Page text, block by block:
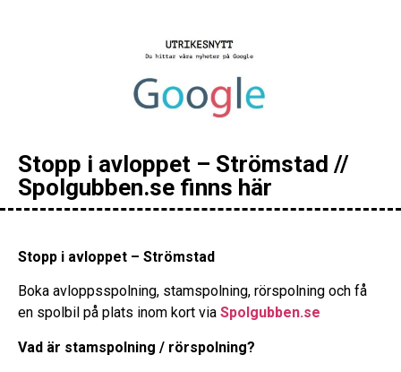
Stopp i avloppet – Strömstad //
Spolgubben.se finns här
Stopp i avloppet – Strömstad
Boka avloppsspolning, stamspolning, rörspolning och få
en spolbil på plats inom kort via Spolgubben.se
Vad är stamspolning / rörspolning?